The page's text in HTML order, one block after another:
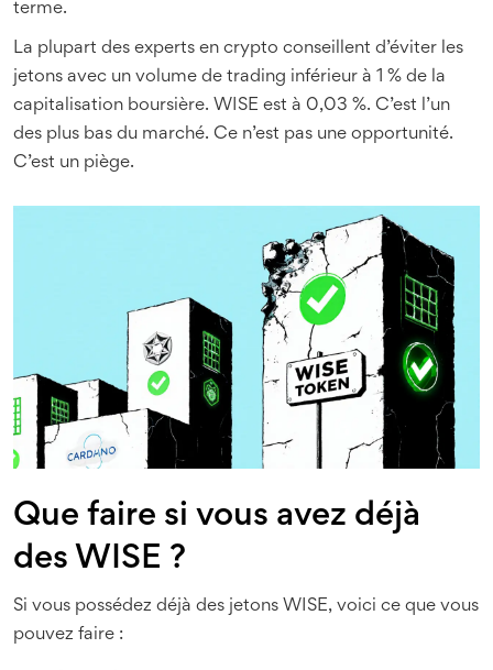
terme.
La plupart des experts en crypto conseillent d’éviter les
jetons avec un volume de trading inférieur à 1 % de la
capitalisation boursière. WISE est à 0,03 %. C’est l’un
des plus bas du marché. Ce n’est pas une opportunité.
C’est un piège.
Que faire si vous avez déjà
des WISE ?
Si vous possédez déjà des jetons WISE, voici ce que vous
pouvez faire :